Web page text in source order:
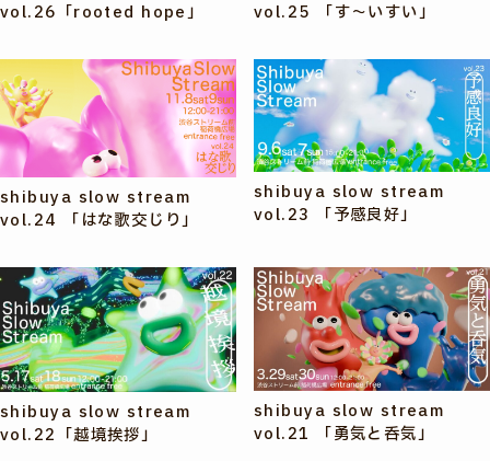
vol.26「rooted hope」
vol.25 「す〜いすい」
shibuya slow stream
vol.24 「はな歌交じり」
shibuya slow stream
vol.23 「予感良好」
shibuya slow stream
vol.22「越境挨拶」
shibuya slow stream
vol.21 「勇気と呑気」